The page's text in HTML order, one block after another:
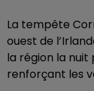
La tempête
ouest de
la région la
renforçant les